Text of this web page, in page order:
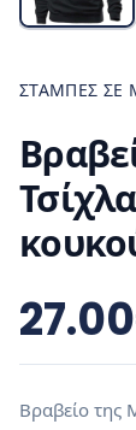
ΣΤΆΜΠΕΣ ΣΕ
27.00
Βραβείο της